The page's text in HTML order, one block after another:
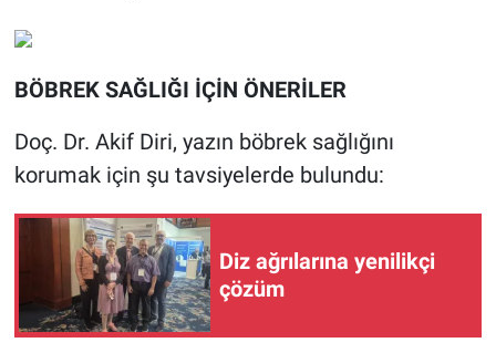
BÖBREK SAĞLIĞI İÇİN ÖNERİLER
Doç. Dr. Akif Diri, yazın böbrek sağlığını
korumak için şu tavsiyelerde bulundu:
Diz ağrılarına yenilikçi
çözüm